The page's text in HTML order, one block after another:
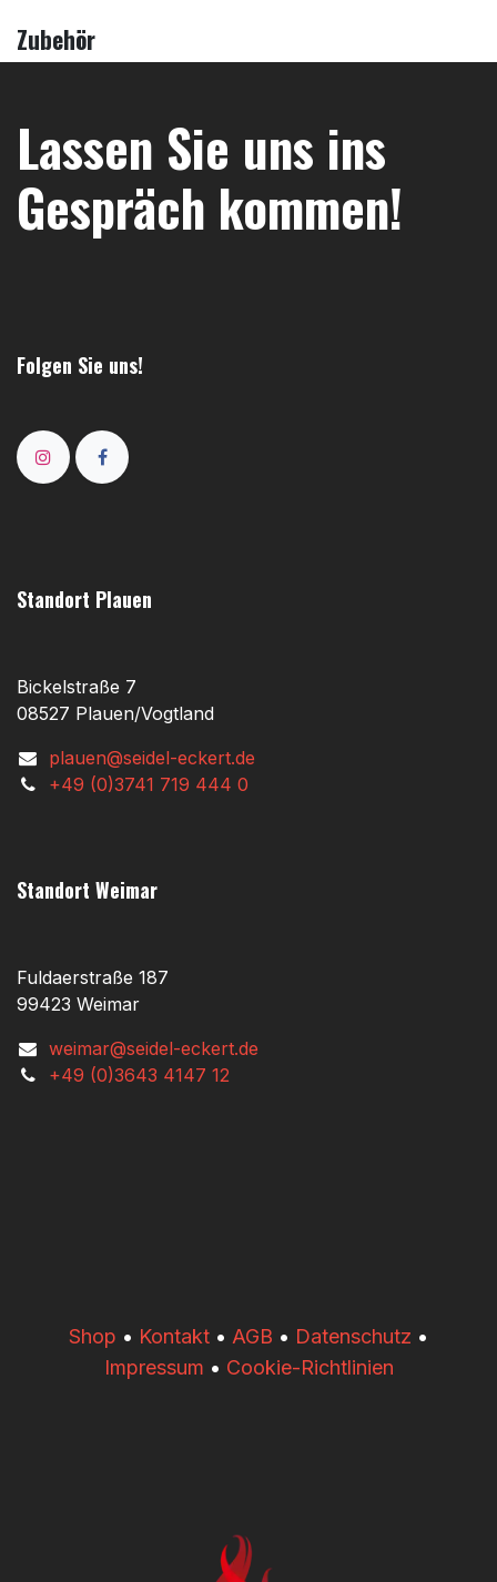
Zubehör
Lassen Sie uns ins
Gespräch kommen!
Folgen Sie uns!
Standort Plauen
Bickelstraße 7
08527 Plauen/Vogtland
plauen@seidel-eckert.de
+49 (0)3741 719 444 0
Standort Weimar
Fuldaerstraße 187
99423 Weimar
weimar@seidel-eckert.de
+49 (0)3643 4147 12
​​Shop • Kontakt • AGB • Datenschutz •
Impressum • Cookie-Richtlinien